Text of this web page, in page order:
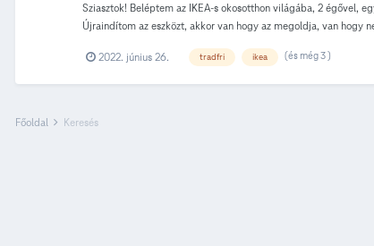
Sziasztok! Beléptem az IKEA-s okosotthon világába, 2 égővel,
Újraindítom az eszközt, akkor van hogy az megoldja, van hogy
csatlakozni az app-hoz, szóval a gatewayen belül szerintem
2022. június 26. tradfri ikea (és még 3 )
Főoldal Keresés